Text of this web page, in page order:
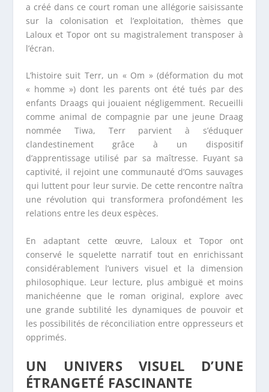
a créé dans ce court roman une allégorie saisissante
sur la colonisation et l’exploitation, thèmes que
Laloux et Topor ont su magistralement transposer à
l’écran.
L’histoire suit Terr, un « Om » (déformation du mot
« homme ») dont les parents ont été tués par des
enfants Draags qui jouaient négligemment. Recueilli
comme animal de compagnie par une jeune Draag
nommée Tiwa, Terr parvient à s’éduquer
clandestinement grâce à un dispositif
d’apprentissage utilisé par sa maîtresse. Fuyant sa
captivité, il rejoint une communauté d’Oms sauvages
qui luttent pour leur survie. De cette rencontre naîtra
une révolution qui transformera profondément les
relations entre les deux espèces.
En adaptant cette œuvre, Laloux et Topor ont
conservé le squelette narratif tout en enrichissant
considérablement l’univers visuel et la dimension
philosophique. Leur lecture, plus ambiguë et moins
manichéenne que le roman original, explore avec
une grande subtilité les dynamiques de pouvoir et
les possibilités de réconciliation entre oppresseurs et
opprimés.
UN UNIVERS VISUEL D’UNE
ÉTRANGETÉ FASCINANTE